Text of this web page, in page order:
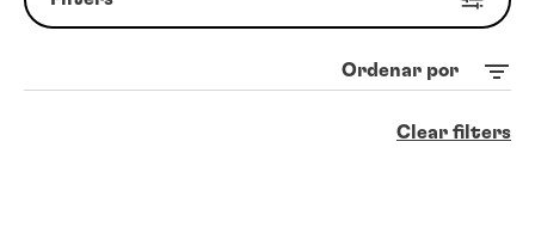
Ordenar por
Clear filters